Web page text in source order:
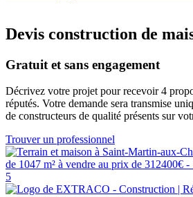
Devis construction de
Gratuit et sans engagement
Décrivez votre projet pour recevoir 4
réputés. Votre demande sera transmise
de constructeurs de qualité présents sur
Trouver un professionnel
5